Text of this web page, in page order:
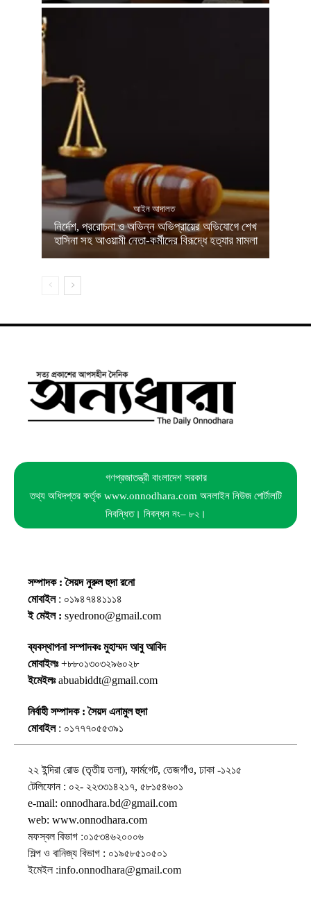
আইন আদালত
নির্দেশ, প্ররোচনা ও অভিন্ন অভিপ্রায়ের অভিযোগে শেখ
হাসিনা সহ আওয়ামী নেতা-কর্মীদের বিরূদ্ধে হত্যার মামলা
গণপ্রজাতন্ত্রী বাংলাদেশ সরকার
তথ্য অধিদপ্তর কর্তৃক www.onnodhara.com অনলাইন নিউজ পোর্টালটি
নিবন্ধিত। নিবন্ধন নং– ৮২।
সম্পাদক : সৈয়দ নুরুল হুদা রনো
মোবাইল: ০১৯৪৭৪৪১১১৪
ই মেইল : syedrono@gmail.com
ব্যবস্থাপনা সম্পাদকঃ মুহাম্মদ আবু আবিদ
মোবাইলঃ+৮৮০১৩০৩২৯৬০২৮
ইমেইলঃabuabiddt@gmail.com
নির্বাহী সম্পাদক : সৈয়দ এনামুল হুদা
মোবাইল: ০১৭৭৭০৫৫৩৯১
২২ ইন্দিরা রোড (তৃতীয় তলা), ফার্মগেট, তেজগাঁও, ঢাকা -১২১৫
টেলিফোন : ০২- ২২৩৩১৪২১৭, ৫৮১৫৪৬০১
e-mail: onnodhara.bd@gmail.com
web: www.onnodhara.com
মফস্বল বিভাগ :০১৫৩৪৬২০০০৬
শিল্প ও বানিজ্য বিভাগ : ০১৯৫৮৫১০৫০১
ইমেইল :info.onnodhara@gmail.com